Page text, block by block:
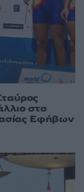
στο
Εφήβων